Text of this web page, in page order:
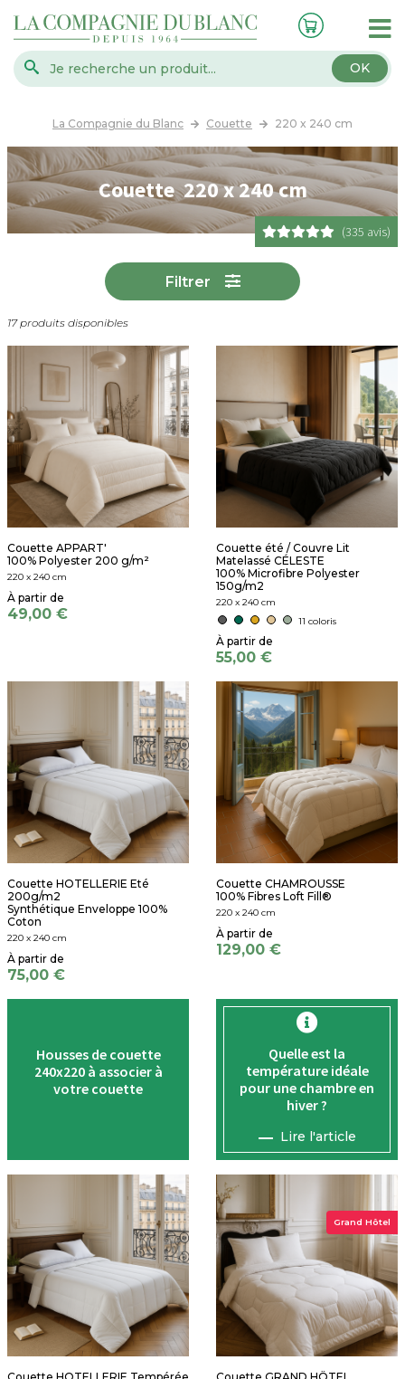
OK
La Compagnie du Blanc Couette 220 x 240 cm
Couette 220 x 240 cm
(335 avis)
Filtrer
17 produits disponibles
Couette APPART'
100% Polyester 200 g/m²
220 x 240 cm
49,00 €
Couette été / Couvre Lit
Matelassé CÉLESTE
100% Microfibre Polyester
150g/m2
220 x 240 cm
11 coloris
55,00 €
Couette HOTELLERIE Eté
200g/m2
Synthétique Enveloppe 100%
Coton
220 x 240 cm
75,00 €
Couette CHAMROUSSE
100% Fibres Loft Fill®
220 x 240 cm
129,00 €
Housses de couette
240x220 à associer à
votre couette
Quelle est la
températureidéale
pour une chambre en
hiver ?
Lire l'article
Grand Hôtel